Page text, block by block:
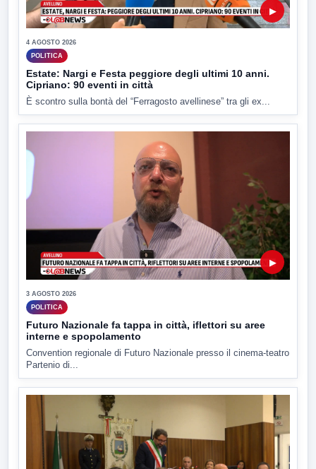
▶
4 AGOSTO 2026
POLITICA
Estate: Nargi e Festa peggiore degli ultimi 10 anni.
Cipriano: 90 eventi in città
È scontro sulla bontà del “Ferragosto avellinese” tra gli ex...
▶
3 AGOSTO 2026
POLITICA
Futuro Nazionale fa tappa in città, iflettori su aree
interne e spopolamento
Convention regionale di Futuro Nazionale presso il cinema-teatro
Partenio di...